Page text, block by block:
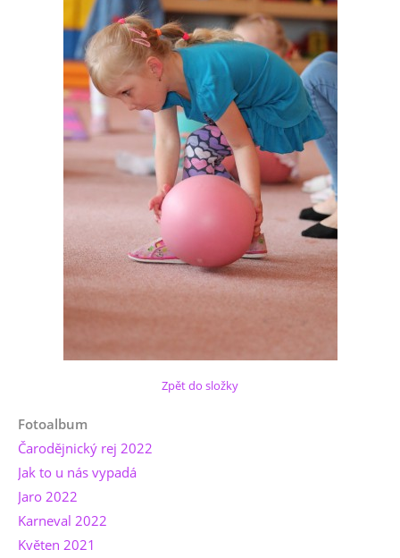
Zpět do složky
Fotoalbum
Čarodějnický rej 2022
Jak to u nás vypadá
Jaro 2022
Karneval 2022
Květen 2021